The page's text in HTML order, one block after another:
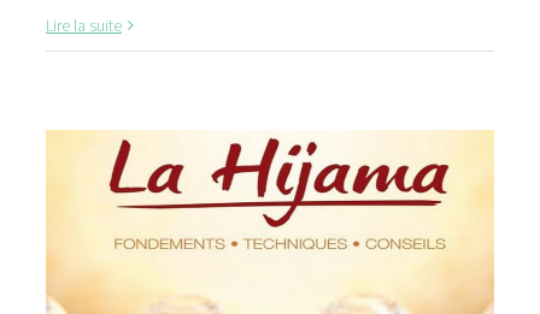
Lire la suite